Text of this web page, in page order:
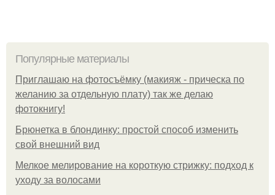
Популярные материалы
Приглашаю на фотосъёмку (макияж - прическа по
желанию за отдельную плату) так же делаю
фотокнигу!
Брюнетка в блондинку: простой способ изменить
свой внешний вид
Мелкое мелирование на короткую стрижку: подход к
уходу за волосами